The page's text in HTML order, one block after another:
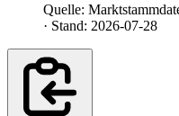
Quelle:
· Stand: 2026-07-28